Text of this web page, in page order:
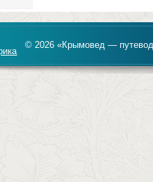
© 2026 «Крымовед —